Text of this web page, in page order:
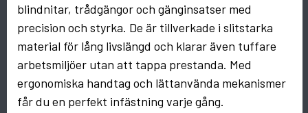
blindnitar, trådgängor och gänginsatser med
precision och styrka. De är tillverkade i slitstarka
material för lång livslängd och klarar även tuffare
arbetsmiljöer utan att tappa prestanda. Med
ergonomiska handtag och lättanvända mekanismer
får du en perfekt infästning varje gång.